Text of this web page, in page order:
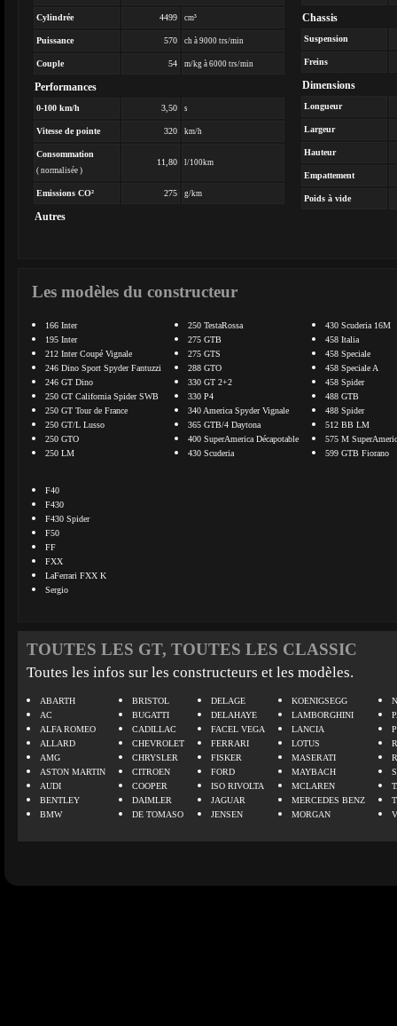
Cylindrée 4499 cm³
Puissance 570 ch à 9000 trs/min
Couple 54 m/kg à 6000 trs/min
Performances
0-100 km/h 3,50 s
Vitesse de pointe 320 km/h
Consommation
( normalisée )
11,80 l/100km
Emissions CO² 275 g/km
Autres
Chassis
Suspension
Freins
Dimensions
Longueur
Largeur
Hauteur
Empattement
Poids à vide
Les modèles du constructeur
166 Inter
195 Inter
212 Inter Coupé Vignale
246 Dino Sport Spyder Fantuzzi
246 GT Dino
250 GT California Spider SWB
250 GT Tour de France
250 GT/L Lusso
250 GTO
250 LM
250 TestaRossa
275 GTB
275 GTS
288 GTO
330 GT 2+2
330 P4
340 America Spyder Vignale
365 GTB/4 Daytona
400 SuperAmerica Décapotable
430 Scuderia
430 Scuderia 16M
458 Italia
458 Speciale
458 Speciale A
458 Spider
488 GTB
488 Spider
512 BB LM
575 M
599 GTB Fiorano
F40
F430
F430 Spider
F50
FF
FXX
LaFerrari FXX K
Sergio
TOUTES LES GT, TOUTES LES CLASSIC
Toutes les infos sur les constructeurs et les modèles.
ABARTH
AC
ALFA ROMEO
ALLARD
AMG
ASTON MARTIN
AUDI
BENTLEY
BMW
BRISTOL
BUGATTI
CADILLAC
CHEVROLET
CHRYSLER
CITROEN
COOPER
DAIMLER
DE TOMASO
DELAGE
DELAHAYE
FACEL VEGA
FERRARI
FISKER
FORD
ISO RIVOLTA
JAGUAR
JENSEN
KOENIGSEGG
LAMBORGHINI
LANCIA
LOTUS
MASERATI
MAYBACH
MCLAREN
MERCEDES BENZ
MORGAN